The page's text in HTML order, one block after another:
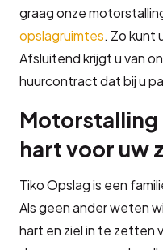
graag onze
opslagruimtes. Zo kunt
Afsluitend krijgt u van
huurcontract dat bij u
hart voor uw
Tiko Opslag is een
Als geen ander weten
hart en ziel in te zetten